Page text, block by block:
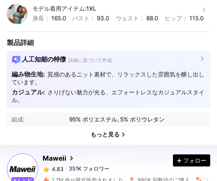
モデル着用アイテム:1XL
身長： 165.0 バスト：93.0 ウェスト： 88.0 ヒップ： 115.0
製品詳細
人工知能の特徴 詳細に基づいて作成
編み物生地: 質感のあるニット素材で、リラックスした雰囲気を醸し出し
ています。
カジュアル: さりげない魅力が光る、エフォートレスなカジュアルスタイ
ル。
組成: 95% ポリエステル, 5% ポリウレタン
もっと見る
Maweii
351K フォロワー
4.83
351K フォロワー
k***-は1日前に購入しました
フォロー